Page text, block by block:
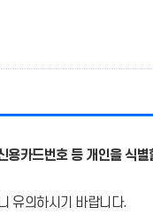
카드번호 등 개인을 식
유의하시기 바랍니다.